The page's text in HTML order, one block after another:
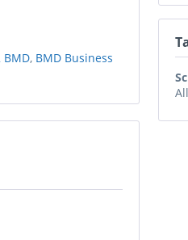
BMD, BMD Business